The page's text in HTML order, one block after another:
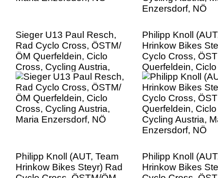
Sieger U13 Paul Resch,
Rad Cyclo Cross, ÖSTM/
ÖM Querfeldein, Ciclo
Cross, Cycling Austria,
Maria Enzersdorf, NÖ
Philipp Knoll
Hrinkow Bikes
Cyclo Cross,
Querfeldein,
Cycling Austria,
Enzersdorf, NÖ
Philipp Knoll (AUT, Team
Hrinkow Bikes Steyr) Rad
Philipp Knoll
Hrinkow Bikes